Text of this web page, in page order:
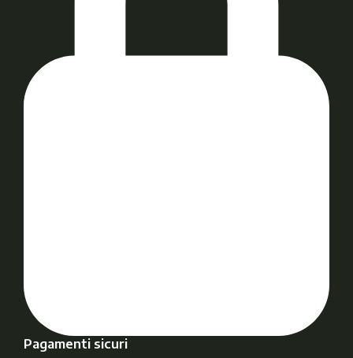
Pagamenti sicuri